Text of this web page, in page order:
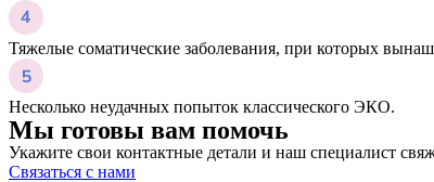
Тяжелые соматические заболевания, при которых
Несколько неудачных попыток классического ЭКО.
Мы готовы вам помочь
Укажите свои контактные детали и наш специалист
Связаться с нами